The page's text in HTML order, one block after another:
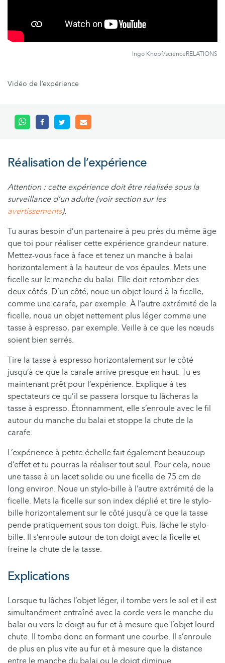
Ingo Knopf/scienceRELATIONS
Vidéo de l’expérience
Réalisation de l’expérience
Attention : cette expérience doit être réalisée sous la
surveillance d’un adulte (voir section sur les
avertissements).
Tu auras besoin d’un partenaire à peu près du même âge
que toi pour réaliser cette expérience grandeur nature.
Mettez-vous face à face et tenez un manche à balai
horizontalement à la hauteur de vos épaules. Mets une
ficelle sur le manche du balai. Elle doit retomber des
deux côtés. D’un côté, noue un objet lourd à la ficelle,
comme une carafe, par exemple. À l’autre extrémité de la
ficelle, noue un objet nettement plus léger comme une
tasse à espresso, par exemple. Veille à ce que les nœuds
soient bien serrés.
Tire la tasse à espresso horizontalement sur le côté
jusqu’à ce que la carafe arrive presque en haut. Tu es
maintenant prêt pour l’expérience. Explique à tes
spectateurs ce qu’il se passera lorsque tu lâcheras la
tasse à espresso. Étonnamment, elle s’enroule avec le fil
autour du manche du balai et stoppe la chute de la
carafe.
L’expérience à petite échelle fait également beaucoup
d’effet et tu pourras la réaliser tout seul. Pour cela, noue
une tasse à un lacet solide ou une ficelle de 75 cm de
long environ. Noue un stylo-bille à l’autre extrémité de la
ficelle. Mets la ficelle sur son index déplié et tire le stylo-
bille horizontalement sur le côté jusqu’à ce que la tasse
pende pratiquement sous ton doigt. Puis, lâche le stylo-
bille. Il s’enroule autour de ton doigt avec la ficelle et
freine la chute de la tasse.
Explications
Lorsque tu lâches l’objet léger, il tombe vers le sol et il est
simultanément entraîné avec la corde vers le manche du
balai ou vers le doigt au fur et à mesure que l’objet lourd
chute. Il tombe donc en formant une courbe. Il s’enroule
de plus en plus vite au fur et à mesure que la distance